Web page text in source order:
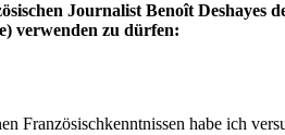
Journalist Benoît
verwenden zu dürfen:
Französischkenntnissen habe ich